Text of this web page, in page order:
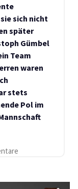
sich nicht
später
Gümbel
Team
waren
stets
Pol im